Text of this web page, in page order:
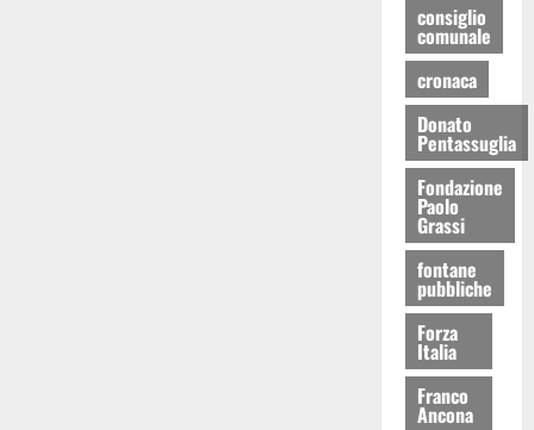
consiglio
comunale
cronaca
Donato
Pentassuglia
Fondazione
Paolo
Grassi
fontane
pubbliche
Forza
Italia
Franco
Ancona